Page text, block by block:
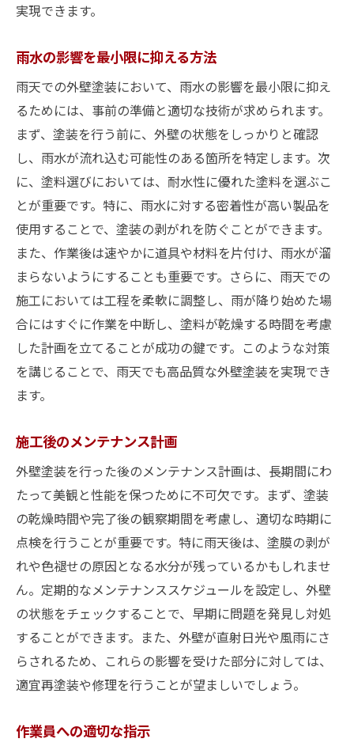
実現できます。
雨水の影響を最小限に抑える方法
雨天での外壁塗装において、雨水の影響を最小限に抑え
るためには、事前の準備と適切な技術が求められます。
まず、塗装を行う前に、外壁の状態をしっかりと確認
し、雨水が流れ込む可能性のある箇所を特定します。次
に、塗料選びにおいては、耐水性に優れた塗料を選ぶこ
とが重要です。特に、雨水に対する密着性が高い製品を
使用することで、塗装の剥がれを防ぐことができます。
また、作業後は速やかに道具や材料を片付け、雨水が溜
まらないようにすることも重要です。さらに、雨天での
施工においては工程を柔軟に調整し、雨が降り始めた場
合にはすぐに作業を中断し、塗料が乾燥する時間を考慮
した計画を立てることが成功の鍵です。このような対策
を講じることで、雨天でも高品質な外壁塗装を実現でき
ます。
施工後のメンテナンス計画
外壁塗装を行った後のメンテナンス計画は、長期間にわ
たって美観と性能を保つために不可欠です。まず、塗装
の乾燥時間や完了後の観察期間を考慮し、適切な時期に
点検を行うことが重要です。特に雨天後は、塗膜の剥が
れや色褪せの原因となる水分が残っているかもしれませ
ん。定期的なメンテナンススケジュールを設定し、外壁
の状態をチェックすることで、早期に問題を発見し対処
することができます。また、外壁が直射日光や風雨にさ
らされるため、これらの影響を受けた部分に対しては、
適宜再塗装や修理を行うことが望ましいでしょう。
作業員への適切な指示